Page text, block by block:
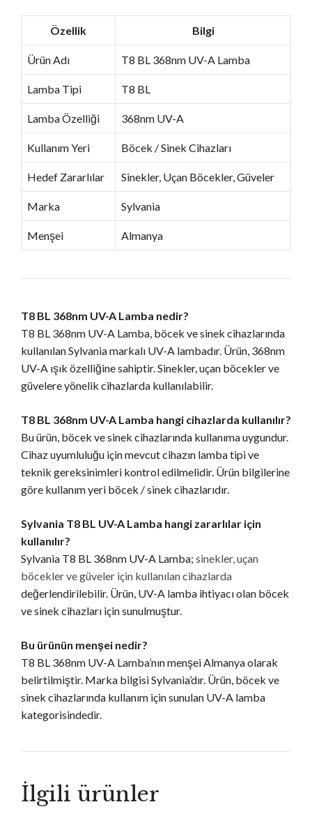
Özellik Bilgi
Ürün Adı T8 BL 368nm UV-A Lamba
Lamba Tipi T8 BL
Lamba Özelliği 368nm UV-A
Kullanım Yeri Böcek / Sinek Cihazları
Hedef Zararlılar Sinekler, Uçan Böcekler, Güveler
Marka Sylvania
Menşei Almanya
T8 BL 368nm UV-A Lamba nedir?
T8 BL 368nm UV-A Lamba, böcek ve sinek cihazlarında
kullanılan Sylvania markalı UV-A lambadır. Ürün, 368nm
UV-A ışık özelliğine sahiptir. Sinekler, uçan böcekler ve
güvelere yönelik cihazlarda kullanılabilir.
T8 BL 368nm UV-A Lamba hangi cihazlarda kullanılır?
Bu ürün, böcek ve sinek cihazlarında kullanıma uygundur.
Cihaz uyumluluğu için mevcut cihazın lamba tipi ve
teknik gereksinimleri kontrol edilmelidir. Ürün bilgilerine
göre kullanım yeri böcek / sinek cihazlarıdır.
Sylvania T8 BL UV-A Lamba hangi zararlılar için
kullanılır?
Sylvania T8 BL 368nm UV-A Lamba; sinekler, uçan
böcekler ve güveler için kullanılan cihazlarda
değerlendirilebilir. Ürün, UV-A lamba ihtiyacı olan böcek
ve sinek cihazları için sunulmuştur.
Bu ürünün menşei nedir?
T8 BL 368nm UV-A Lamba’nın menşei Almanya olarak
belirtilmiştir. Marka bilgisi Sylvania’dır. Ürün, böcek ve
sinek cihazlarında kullanım için sunulan UV-A lamba
kategorisindedir.
İlgili ürünler